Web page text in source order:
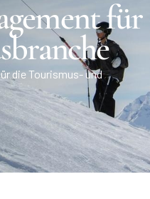
für
die Tourismus- und